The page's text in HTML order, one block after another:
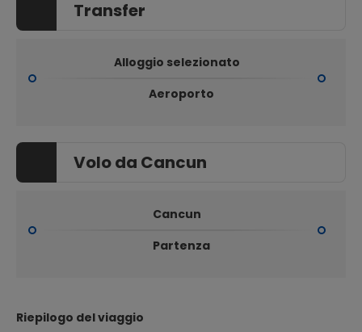
Transfer
Alloggio selezionato
Aeroporto
Volo da Cancun
Cancun
Partenza
Riepilogo del viaggio